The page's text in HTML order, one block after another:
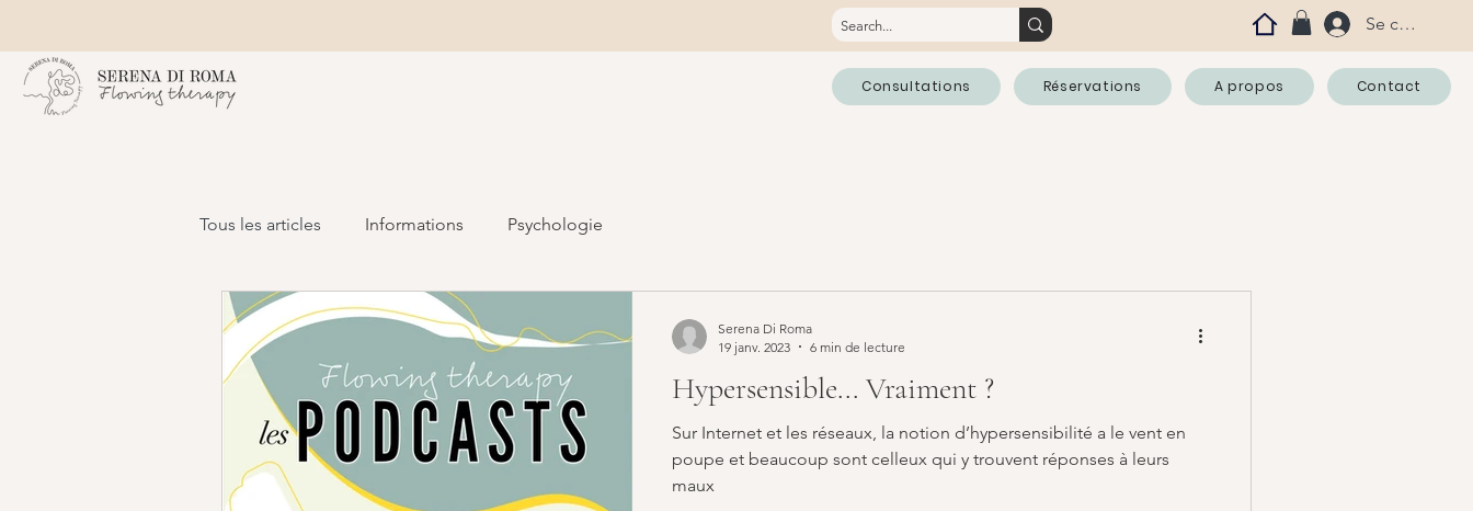
Se connecter
Consultations Réservations A propos Contact
Tous les articles Informations Psychologie
Hypersensible... Vraiment ?
Sur Internet et les réseaux, la notion d’hypersensibilité a le vent en
poupe et beaucoup sont celleux qui y trouvent réponses à leurs
maux
Serena Di Roma
19 janv. 2023
6 min de lecture